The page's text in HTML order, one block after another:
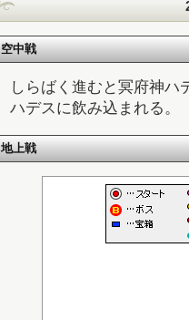
空中戦
しらばく進むと冥府神ハ
ハデスに飲み込まれる。
地上戦